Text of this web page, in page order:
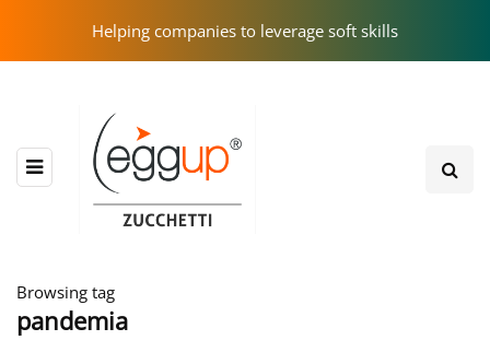
Helping companies to leverage soft skills
Browsing tag
pandemia